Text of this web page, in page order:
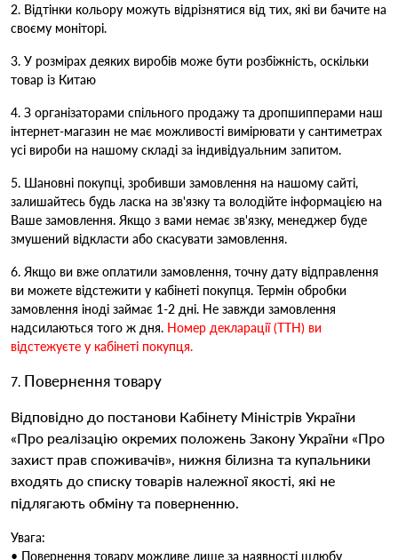
2. Відтінки кольору можуть відрізнятися від тих, які ви бачите на
своєму моніторі.
3. У розмірах деяких виробів може бути розбіжність, оскільки
товар із Китаю
4. З організаторами спільного продажу та дропшипперами наш
інтернет-магазин не має можливості вимірювати у сантиметрах
усі вироби на нашому складі за індивідуальним запитом.
5. Шановні покупці, зробивши замовлення на нашому сайті,
залишайтесь будь ласка на зв'язку та володійте інформацією на
Ваше замовлення. Якщо з вами немає зв'язку, менеджер буде
змушений відкласти або скасувати замовлення.
6. Якщо ви вже оплатили замовлення, точну дату відправлення
ви можете відстежити у кабінеті покупця. Термін обробки
замовлення іноді займає 1-2 дні. Не завжди замовлення
надсилаються того ж дня. Номер декларації (ТТН) ви
відстежуєте у кабінеті покупця.
7. Повернення товару
Відповідно до постанови Кабінету Міністрів України
«Про реалізацію окремих положень Закону України «Про
захист прав споживачів», нижня білизна та купальники
входять до списку товарів належної якості, які не
підлягають обміну та поверненню.
Увага:
• Повернення товару можливе лише за наявності шлюбу